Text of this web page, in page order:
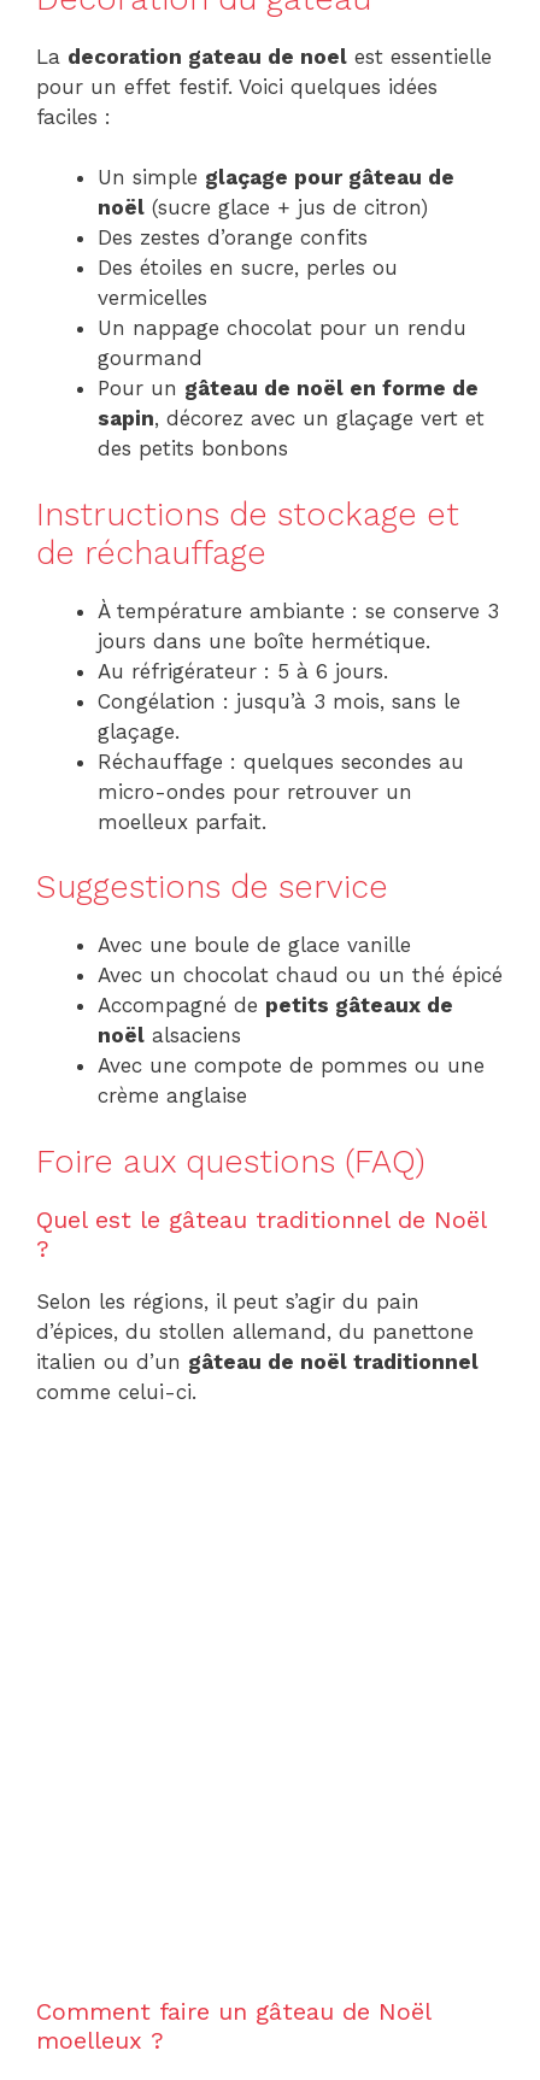
La decoration gateau de noel est essentielle
pour un effet festif. Voici quelques idées
faciles :
Un simple glaçage pour gâteau de
noël (sucre glace + jus de citron)
Des zestes d’orange confits
Des étoiles en sucre, perles ou
vermicelles
Un nappage chocolat pour un rendu
gourmand
Pour un gâteau de noël en forme de
sapin, décorez avec un glaçage vert et
des petits bonbons
Instructions de stockage et
de réchauffage
À température ambiante : se conserve 3
jours dans une boîte hermétique.
Au réfrigérateur : 5 à 6 jours.
Congélation : jusqu’à 3 mois, sans le
glaçage.
Réchauffage : quelques secondes au
micro-ondes pour retrouver un
moelleux parfait.
Suggestions de service
Avec une boule de glace vanille
Avec un chocolat chaud ou un thé épicé
Accompagné de petits gâteaux de
noël alsaciens
Avec une compote de pommes ou une
crème anglaise
Foire aux questions (FAQ)
Quel est le gâteau traditionnel de Noël
?
Selon les régions, il peut s’agir du pain
d’épices, du stollen allemand, du panettone
italien ou d’un gâteau de noël traditionnel
comme celui-ci.
Comment faire un gâteau de Noël
moelleux ?